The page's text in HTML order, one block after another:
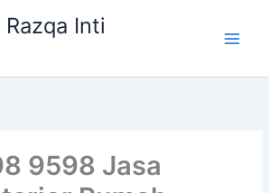
Razqa Inti
9598 Jasa